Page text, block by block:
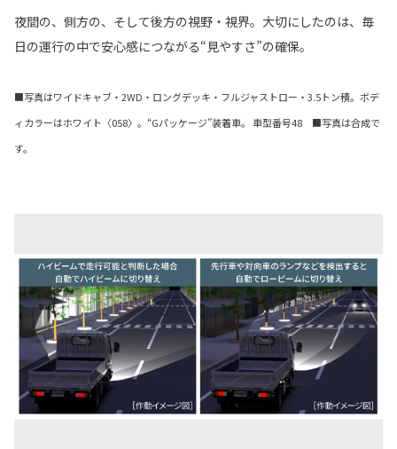
夜間の、側方の、そして後方の視野・視界。大切にしたのは、毎
日の運行の中で安心感につながる“見やすさ”の確保。
■写真はワイドキャブ・2WD・ロングデッキ・フルジャストロー・3.5トン積。ボデ
ィカラーはホワイト〈058〉。“Gパッケージ”装着車。 車型番号48 ■写真は合成で
す。